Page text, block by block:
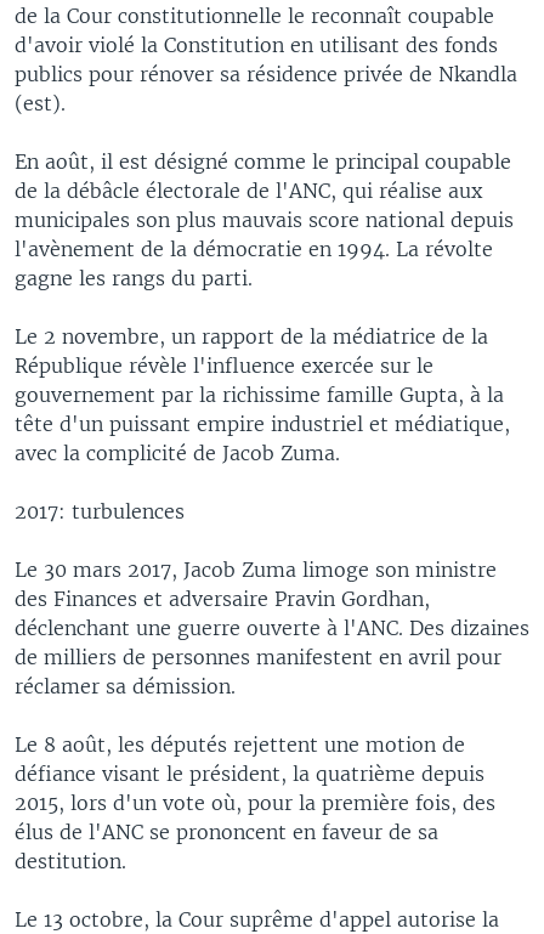
de la Cour constitutionnelle le reconnaît coupable
d'avoir violé la Constitution en utilisant des fonds
publics pour rénover sa résidence privée de Nkandla
(est).
En août, il est désigné comme le principal coupable
de la débâcle électorale de l'ANC, qui réalise aux
municipales son plus mauvais score national depuis
l'avènement de la démocratie en 1994. La révolte
gagne les rangs du parti.
Le 2 novembre, un rapport de la médiatrice de la
République révèle l'influence exercée sur le
gouvernement par la richissime famille Gupta, à la
tête d'un puissant empire industriel et médiatique,
avec la complicité de Jacob Zuma.
2017: turbulences
Le 30 mars 2017, Jacob Zuma limoge son ministre
des Finances et adversaire Pravin Gordhan,
déclenchant une guerre ouverte à l'ANC. Des dizaines
de milliers de personnes manifestent en avril pour
réclamer sa démission.
Le 8 août, les députés rejettent une motion de
défiance visant le président, la quatrième depuis
2015, lors d'un vote où, pour la première fois, des
élus de l'ANC se prononcent en faveur de sa
destitution.
Le 13 octobre, la Cour suprême d'appel autorise la